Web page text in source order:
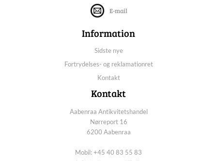
E-mail
Information
Sidste nye
Fortrydelses- og reklamationret
Kontakt
Kontakt
Aabenraa Antikvitetshandel
Nørreport 16
6200 Aabenraa
Mobil: +45 40 83 55 83